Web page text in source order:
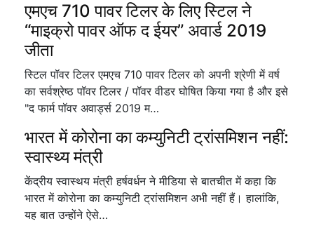
एमएच 710 पावर टिलर के लिए स्टिल ने
“माइक्रो पावर ऑफ द ईयर” अवार्ड 2019
जीता
स्टिल पॉवर टिलर एमएच 710 पावर टिलर को अपनी श्रेणी में वर्ष
का सर्वश्रेष्ठ पॉवर टिलर / पॉवर वीडर घोषित किया गया है और इसे
"द फार्म पॉवर अवार्ड्स 2019 म…
भारत में कोरोना का कम्युनिटी ट्रांसमिशन नहीं:
स्वास्थ्य मंत्री
केंद्रीय स्वास्थय मंत्री हर्षवर्धन ने मीडिया से बातचीत में कहा कि
भारत में कोरोना का कम्युनिटी ट्रांसमिशन अभी नहीं हैं। हालांकि,
यह बात उन्होंने ऐसे…